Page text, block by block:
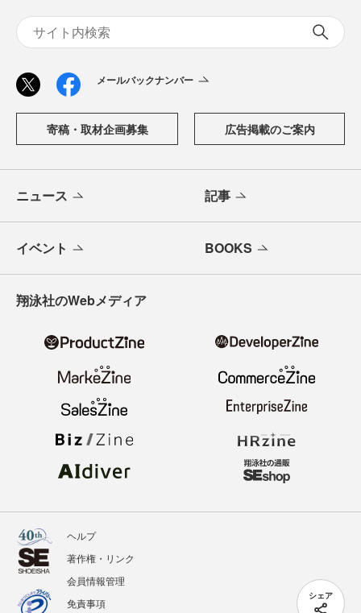
シェア
メールバックナンバー
寄稿・取材企画募集 広告掲載のご案内
ニュース 記事
イベント BOOKS
翔泳社のWebメディア
ヘルプ
著作権・リンク
会員情報管理
免責事項